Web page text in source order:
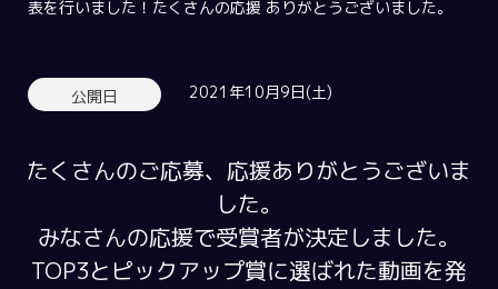
表を行いました！たくさんの応援 ありがとうございました。
公開日 2021年10月9日(土)
たくさんのご応募、応援ありがとうございま
した。
みなさんの応援で受賞者が決定しました。
TOP3とピックアップ賞に選ばれた動画を発